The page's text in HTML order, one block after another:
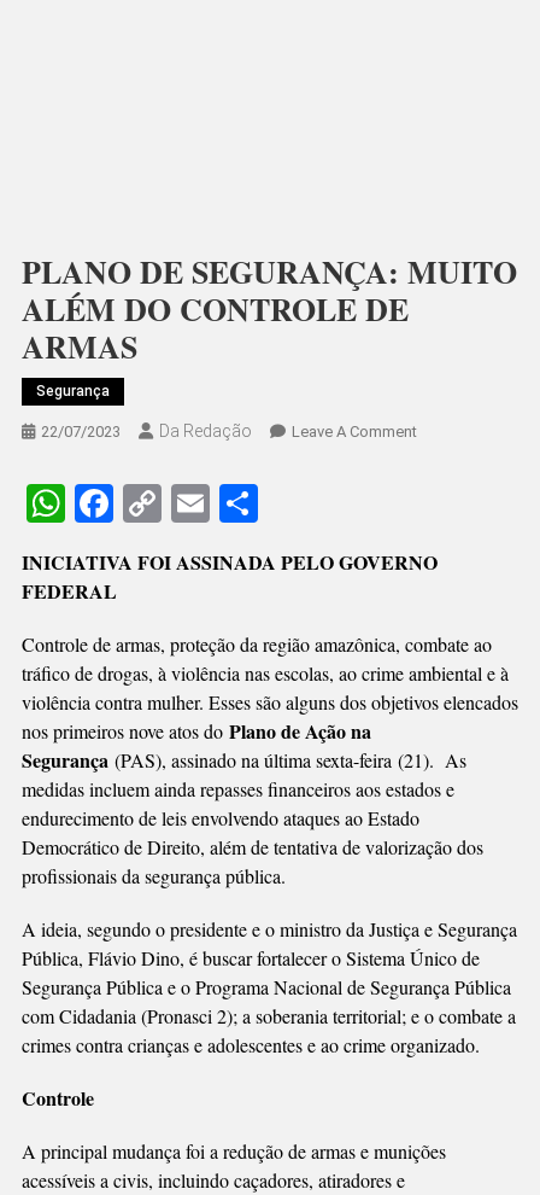
PLANO DE SEGURANÇA: MUITO
ALÉM DO CONTROLE DE
ARMAS
Segurança
22/07/2023 Da Redação Leave A CommentOn
ALÉM
DE
ARMAS
WhatsApp
Facebook
CopyEmail
INICIATIVA FOI ASSINADA PELO GOVERNO
FEDERAL
Controle de armas, proteção da região amazônica, combate ao
tráfico de drogas, à violência nas escolas, ao crime ambiental e à
violência contra mulher. Esses são alguns dos objetivos elencados
nos primeiros nove atos do Plano de Ação na
Segurança(PAS), assinado na última sexta-feira (21). As
medidas incluem ainda repasses financeiros aos estados e
endurecimento de leis envolvendo ataques ao Estado
Democrático de Direito, além de tentativa de valorização dos
profissionais da segurança pública.
A ideia, segundo o presidente e o ministro da Justiça e Segurança
Pública, Flávio Dino, é buscar fortalecer o Sistema Único de
Segurança Pública e o Programa Nacional de Segurança Pública
com Cidadania (Pronasci 2); a soberania territorial; e o combate a
crimes contra crianças e adolescentes e ao crime organizado.
Controle
A principal mudança foi a redução de armas e munições
acessíveis a civis, incluindo caçadores, atiradores e